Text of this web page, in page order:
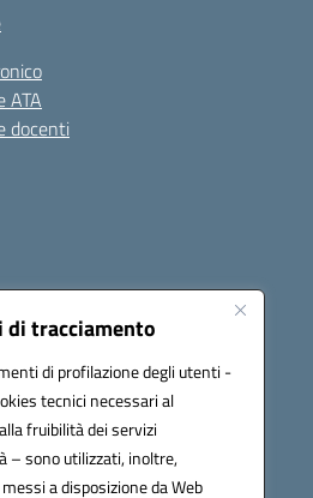
tracciamento
di profilazione degli utenti -
tecnici necessari al
fruibilità dei servizi
– sono utilizzati, inoltre,
a disposizione da Web
ATA
docenti